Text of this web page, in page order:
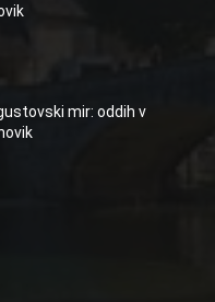
mir: oddih v